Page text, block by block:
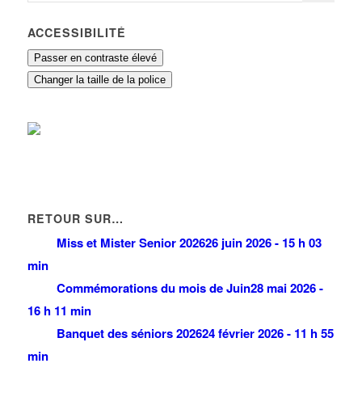
ACCESSIBILITÉ
Passer en contraste élevé
Changer la taille de la police
RETOUR SUR…
Miss et Mister Senior 202626 juin 2026 - 15 h 03
min
Commémorations du mois de Juin28 mai 2026 -
16 h 11 min
Banquet des séniors 202624 février 2026 - 11 h 55
min